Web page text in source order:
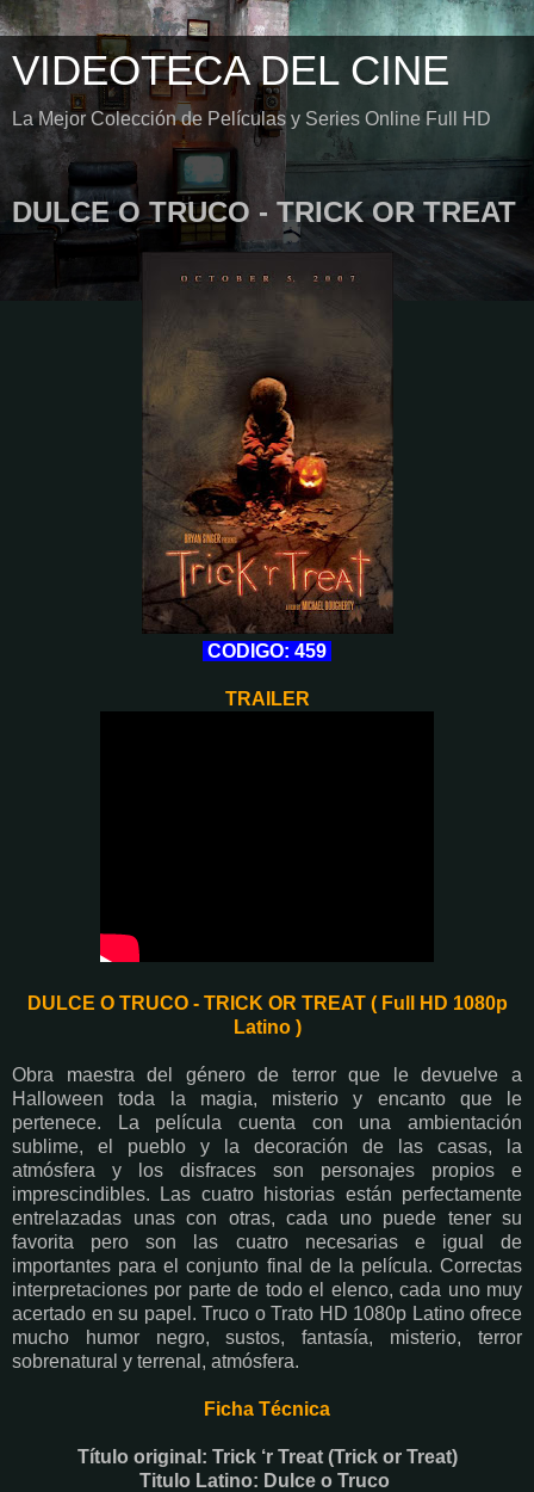
VIDEOTECA DEL CINE
La Mejor Colección de Películas y Series Online Full HD
DULCE O TRUCO - TRICK OR TREAT
CODIGO: 459
TRAILER
DULCE O TRUCO - TRICK OR TREAT ( Full HD 1080p
Latino )
Obra maestra del género de terror que le devuelve a
Halloween toda la magia, misterio y encanto que le
pertenece. La película cuenta con una ambientación
sublime, el pueblo y la decoración de las casas, la
atmósfera y los disfraces son personajes propios e
imprescindibles. Las cuatro historias están perfectamente
entrelazadas unas con otras, cada uno puede tener su
favorita pero son las cuatro necesarias e igual de
importantes para el conjunto final de la película. Correctas
interpretaciones por parte de todo el elenco, cada uno muy
acertado en su papel. Truco o Trato HD 1080p Latino ofrece
mucho humor negro, sustos, fantasía, misterio, terror
sobrenatural y terrenal, atmósfera.
Ficha Técnica
Título original: Trick ‘r Treat (Trick or Treat)
Titulo Latino: Dulce o Truco